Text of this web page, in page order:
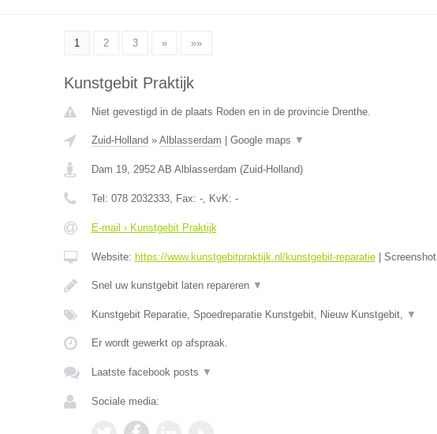
1 2 3 » »»
Kunstgebit Praktijk
Niet gevestigd in de plaats Roden en in de provincie Drenthe.
Zuid-Holland » Alblasserdam Google maps ▼
Dam 19, 2952 AB Alblasserdam (Zuid-Holland)
Tel: 078 2032333, Fax: -, KvK: -
E-mail › Kunstgebit Praktijk
Website: https://www.kunstgebitpraktijk.nl/kunstgebit-reparatie| Screenshot
Snel uw kunstgebit laten repareren ▼
Kunstgebit Reparatie, Spoedreparatie Kunstgebit, Nieuw Kunstgebit, ▼
Er wordt gewerkt op afspraak.
Laatste facebook posts ▼
Sociale media: